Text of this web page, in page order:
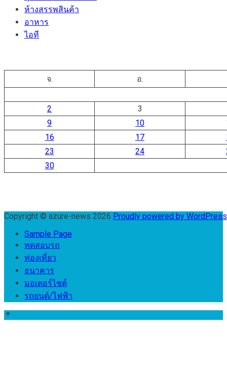
ห้างสรรพสินค้า
อาหาร
ไอที
จ. อ.
2
3
9
10
16
17
23
24
30
Copyright © azure-news 2026 Proudly powered by
Sample Page
ทดสอบรถ
ท่องเที่ยว
ธนาคาร
มอเตอร์ไชต์
รถยนต์/ไฟฟ้า